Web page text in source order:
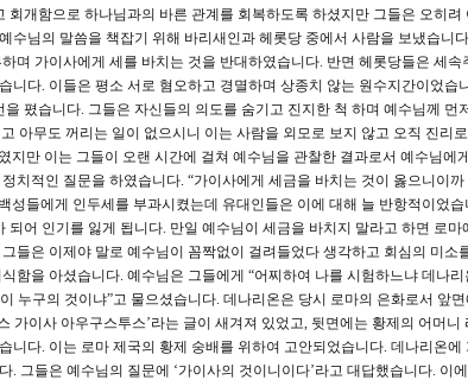
개함으로 하나님과의 바른 관계를 회복하도록 하셨지만 그들은 오히려
수님의 말씀을 책잡기 위해 바리새인과 헤롯당 중에서 사람을 보냈습니
며 가이사에게 세를 바치는 것을 반대하였습니다. 반면 헤롯당들은 세속
니다. 이들은 평소 서로 혐오하고 경멸하며 상종치 않는 원수지간이었습
폈습니다. 그들은 자신들의 의도를 숨기고 진지한 척 하며 예수님께 먼
아무도 꺼리는 일이 없으시니 이는 사람을 외모로 보지 않고 오직 진리
지만 이는 그들이 오랜 시간에 걸쳐 예수님을 관찰한 결과로서 예수님에
치적인 질문을 하였습니다. “가이사에게 세금을 바치는 것이 옳으니이까
성들에게 인두세를 부과시켰는데 유대인들은 이에 대해 늘 반항적이었습
어 인기를 잃게 됩니다. 만일 예수님이 세금을 바치지 말라고 하면 로마
들은 이제야 말로 예수님이 꼼짝없이 걸려들었다 생각하고 회심의 미소
함을 아셨습니다. 예수님은 그들에게 “어찌하여 나를 시험하느냐 데나리
누구의 것이냐”고 물으셨습니다. 데나리온은 당시 로마의 은화로서 앞면
이사 아우구스투스’라는 글이 새겨져 있었고, 뒷면에는 황제의 어머니
다. 이는 로마 제국의 황제 숭배를 위하여 고안되었습니다. 데나리온에
그들은 예수님의 질문에 ‘가이사의 것이니이다’라고 대답했습니다. 이에